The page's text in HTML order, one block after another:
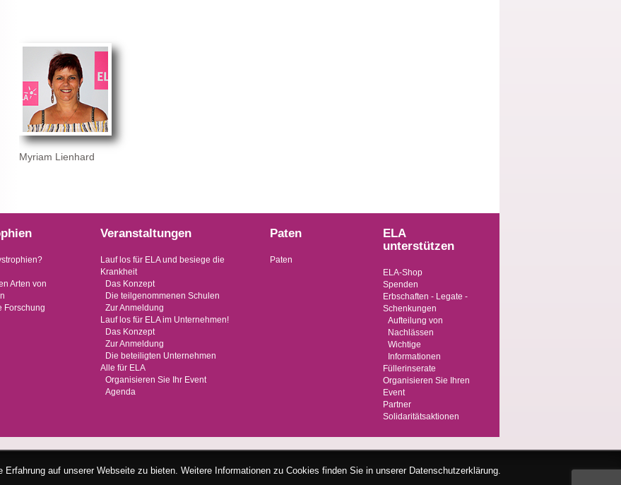
Myriam Lienhard
Arten von
Forschung
Veranstaltungen
Lauf los für ELA und besiege die
Krankheit
Das Konzept
Die teilgenommenen Schulen
Zur Anmeldung
Lauf los für ELA im Unternehmen!
Das Konzept
Zur Anmeldung
Die beteiligten Unternehmen
Alle für ELA
Organisieren Sie Ihr Event
Agenda
Paten
Paten
ELA
unterstützen
ELA-Shop
Spenden
Erbschaften - Legate -
Schenkungen
Aufteilung von
Nachlässen
Wichtige
Informationen
Füllerinserate
Organisieren Sie Ihren
Event
Partner
Solidaritätsaktionen
auf unserer Webseite zu bieten. Weitere Informationen zu Cookies finden Sie in unserer Datenschutzerklärung.